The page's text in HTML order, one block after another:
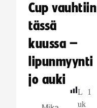
Cup vauhtiin
tässä
kuussa –
lipunmyynti
jo auki
L
uk
1